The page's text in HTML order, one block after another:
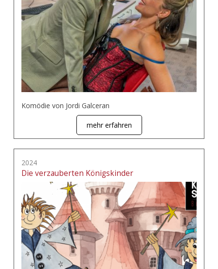
Komödie von Jordi Galceran
mehr erfahren
2024
Die verzauberten Königskinder